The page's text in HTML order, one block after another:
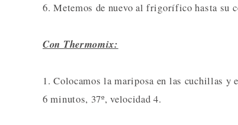
6. Metemos de nuevo al frigorífico hasta su
Con Thermomix:
1. Colocamos la mariposa en las cuchillas y
6 minutos, 37º, velocidad 4.